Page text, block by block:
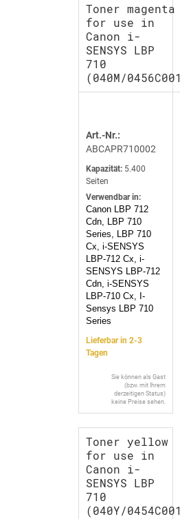
Toner magenta
for use in
Canon i-
SENSYS LBP
710
(040M/
Art.-Nr.:
ABCAPR710002
Kapazität: 5.400
Seiten
Verwendbar in:
Canon LBP 712
Cdn, LBP 710
Series, LBP 710
Cx, i-SENSYS
LBP-712 Cx, i-
SENSYS LBP-712
Cdn, i-SENSYS
LBP-710 Cx, I-
Sensys LBP 710
Series
Lieferbar in 2-3
Tagen
Sie können als Gast
(bzw. mit Ihrem
derzeitigen Status)
keine Preise sehen.
Toner yellow
for use in
Canon i-
SENSYS LBP
710
(040Y/